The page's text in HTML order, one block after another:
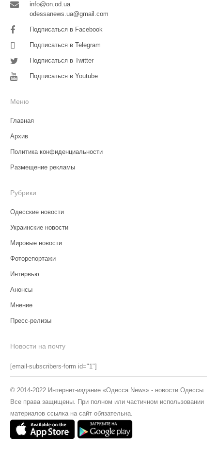
info@on.od.ua
odessanews.ua@gmail.com
Подписаться в Facebook
Подписаться в Telegram
Подписаться в Twitter
Подписаться в Youtube
Меню
Главная
Архив
Политика конфиденциальности
Размещение рекламы
Рубрики
Одесские новости
Украинские новости
Мировые новости
Фоторепортажи
Интервью
Анонсы
Мнение
Пресс-релизы
Новости на почту
[email-subscribers-form id="1"]
© 2014-2022 Интернет-издание «Одесса News» - новости Одессы.
Все права защищены. При полном или частичном использовании
материалов ссылка на сайт обязательна.